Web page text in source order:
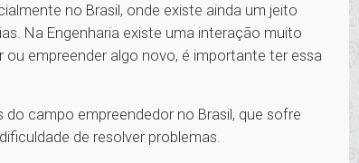
no Brasil, onde existe ainda um jeito
Na Engenharia existe uma interação muito
ou empreender algo novo, é importante ter essa
campo empreendedor no Brasil, que sofre
de resolver problemas.